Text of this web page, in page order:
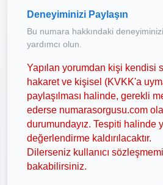
Deneyiminizi Paylaşın
Bu numara hakkındaki
yardımcı olun.
Yapılan yorumdan kişi kendisi
hakaret ve kişisel (KVKK'a
paylaşılması halinde, gerekli
ederse numarasorgusu.com
durumundayız. Tespiti halinde
değerlendirme kaldırılacaktır.
Dilerseniz kullanıcı
bakabilirsiniz.